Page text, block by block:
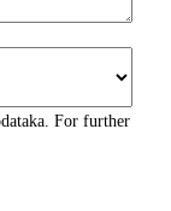
For further